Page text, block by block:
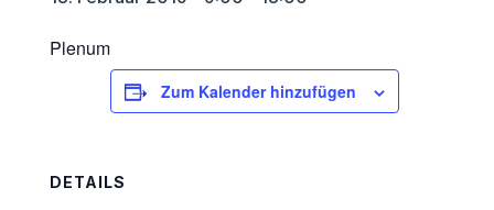
Plenum
Zum Kalender hinzufügen
DETAILS